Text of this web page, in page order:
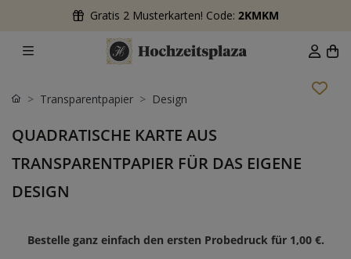
Gratis 2 Musterkarten! Code: 2KMKM
Transparentpapier Design
QUADRATISCHE KARTE AUS
TRANSPARENTPAPIER FÜR DAS EIGENE
DESIGN
Bestelle ganz einfach den ersten Probedruck für 1,00 €.